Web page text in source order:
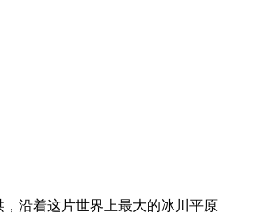
沿着这片世界上最大的冰川平原